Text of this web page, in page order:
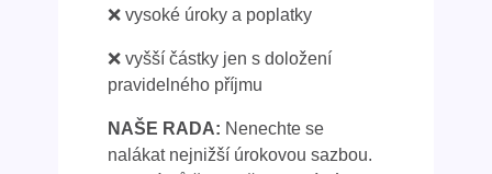
❌ vysoké úroky a poplatky
❌ vyšší částky jen s doložení
pravidelného příjmu
NAŠE RADA: Nenechte se
nalákat nejnižší úrokovou sazbou.